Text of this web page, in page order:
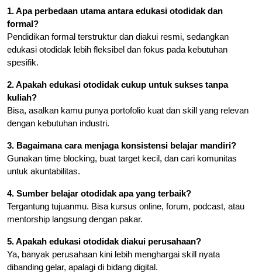
1. Apa perbedaan utama antara edukasi otodidak dan
formal?
Pendidikan formal terstruktur dan diakui resmi, sedangkan
edukasi otodidak lebih fleksibel dan fokus pada kebutuhan
spesifik.
2. Apakah edukasi otodidak cukup untuk sukses tanpa
kuliah?
Bisa, asalkan kamu punya portofolio kuat dan skill yang relevan
dengan kebutuhan industri.
3. Bagaimana cara menjaga konsistensi belajar mandiri?
Gunakan time blocking, buat target kecil, dan cari komunitas
untuk akuntabilitas.
4. Sumber belajar otodidak apa yang terbaik?
Tergantung tujuanmu. Bisa kursus online, forum, podcast, atau
mentorship langsung dengan pakar.
5. Apakah edukasi otodidak diakui perusahaan?
Ya, banyak perusahaan kini lebih menghargai skill nyata
dibanding gelar, apalagi di bidang digital.